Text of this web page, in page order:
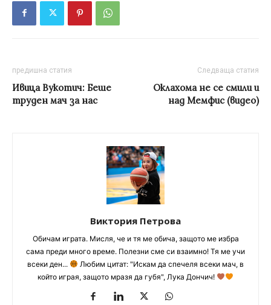
предишна статия
Ивица Вукотич: Беше
труден мач за нас
Следваща статия
Оклахома не се смили и
над Мемфис (видео)
Виктория Петрова
Обичам играта. Мисля, че и тя ме обича, защото ме избра
сама преди много време. Полезни сме си взаимно! Тя ме учи
всеки ден...
Любим цитат: "Искам да спечеля всеки мач, в
който играя, защото мразя да губя", Лука Дончич!